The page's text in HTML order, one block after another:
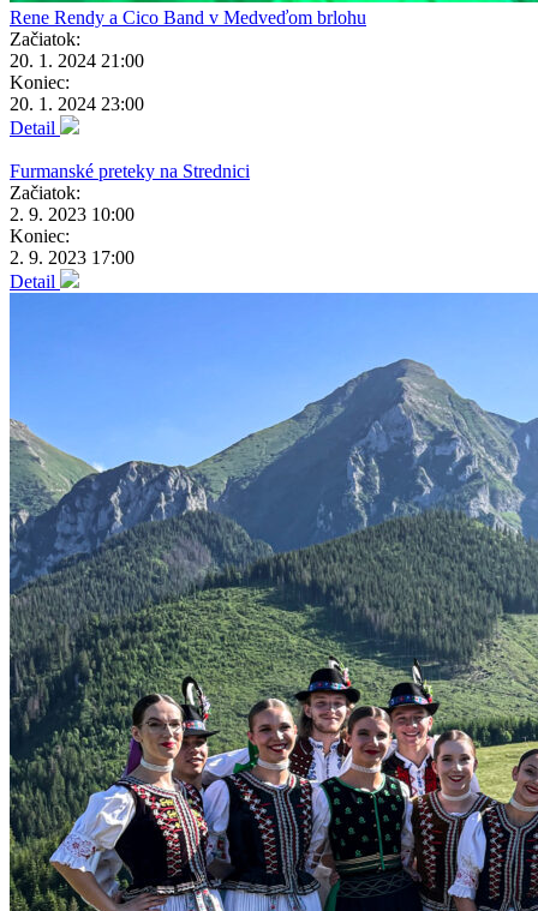
Rene Rendy a Cico Band v Medveďom brlohu
Začiatok:
20. 1. 2024 21:00
Koniec:
20. 1. 2024 23:00
Detail
Furmanské preteky na Strednici
Začiatok:
2. 9. 2023 10:00
Koniec:
2. 9. 2023 17:00
Detail